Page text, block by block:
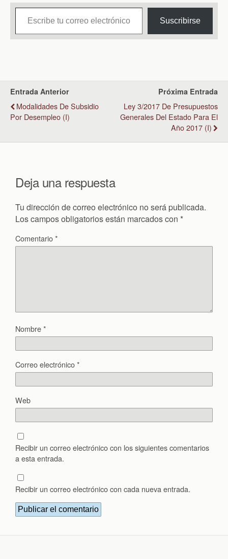
Escribe tu correo electrónico…
Suscribirse
Entrada Anterior
Modalidades De Subsidio
Por Desempleo (I)
Próxima Entrada
Ley 3/2017 De Presupuestos
Generales Del Estado Para El
Año 2017 (I)
Deja una respuesta
Tu dirección de correo electrónico no será publicada.
Los campos obligatorios están marcados con *
Comentario*
Nombre*
Correo electrónico*
Web
Recibir un correo electrónico con los siguientes comentarios
a esta entrada.
Recibir un correo electrónico con cada nueva entrada.